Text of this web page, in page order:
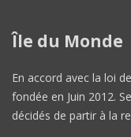
Île du Monde
En accord avec la loi
fondée en Juin 2012.
décidés de partir à la